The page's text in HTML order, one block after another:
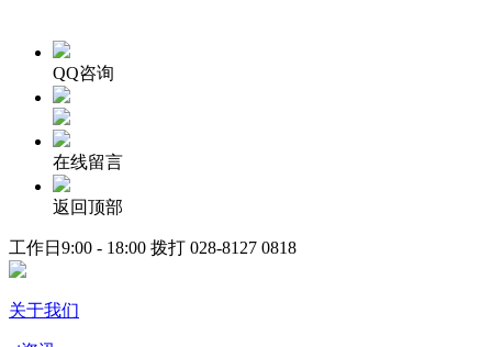
QQ咨询
在线留言
返回顶部
工作日9:00 - 18:00 拨打 028-8127 0818
关于我们